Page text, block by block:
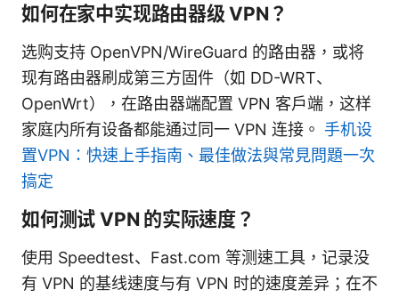
如何在家中实现路由器级 VPN？
选购支持 OpenVPN/WireGuard 的路由器，或将
现有路由器刷成第三方固件（如 DD-WRT、
OpenWrt），在路由器端配置 VPN 客户端，这样
家庭内所有设备都能通过同一 VPN 连接。 手机设
置VPN：快速上手指南、最佳做法與常見問題一次
搞定
如何测试 VPN 的实际速度？
使用 Speedtest、Fast.com 等测速工具，记录没
有 VPN 的基线速度与有 VPN 时的速度差异；在不